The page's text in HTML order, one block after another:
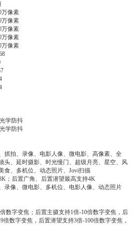
万像素
万像素
万像素
万像素
万像素
学防抖
学防抖
抓拍、录像、电影人像、微电影、高像素、全
头、延时摄影、时光慢门、超级月亮、星空、风
食、多机位、动态照片、Jovi扫描
；后置广角、后置潜望最高支持4K
录像、微电影、多机位、电影人像、动态照片
数字变焦；后置主摄支持1倍-10倍数字变焦，后
倍数字变焦，后置潜望支持3倍-100倍数字变焦，